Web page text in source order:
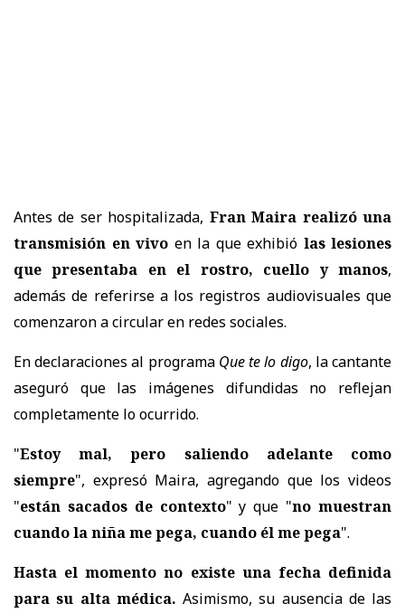
Antes de ser hospitalizada, Fran Maira realizó una
transmisión en vivo en la que exhibió las lesiones
que presentaba en el rostro, cuello y manos,
además de referirse a los registros audiovisuales que
comenzaron a circular en redes sociales.
En declaraciones al programa Que te lo digo, la cantante
aseguró que las imágenes difundidas no reflejan
completamente lo ocurrido.
"Estoy mal, pero saliendo adelante como
siempre", expresó Maira, agregando que los videos
"están sacados de contexto" y que "no muestran
cuando la niña me pega, cuando él me pega".
Hasta el momento no existe una fecha definida
para su alta médica. Asimismo,su ausencia de las